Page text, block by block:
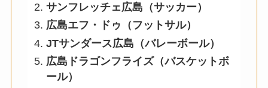
サンフレッチェ広島（サッカー）
広島エフ・ドゥ（フットサル）
JTサンダース広島（バレーボール）
広島ドラゴンフライズ（バスケットボ
ール）